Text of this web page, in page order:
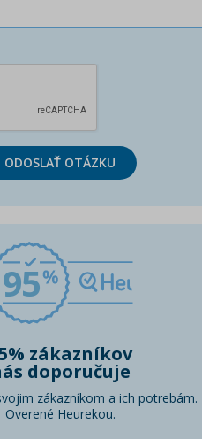
ODOSLAŤ OTÁZKU
95
zákazníkov
doporučuje
zákazníkom a ich potrebám.
Overené Heurekou.